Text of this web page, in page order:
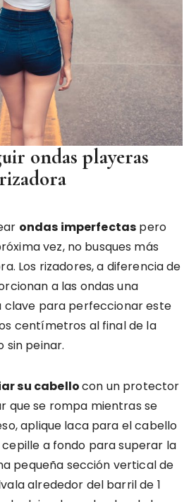
ondas playeras
ondas imperfectas pero
vez, no busques más
Los rizadores, a diferencia de
a las ondas una
clave para perfeccionar este
centímetros al final de la
sin peinar.
su cabellocon un protector
que se rompa mientras se
aplique laca para el cabello
a fondo para superar la
pequeña sección vertical de
alrededor del barril de 1